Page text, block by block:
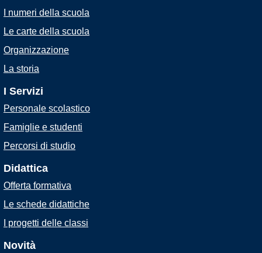
I numeri della scuola
Le carte della scuola
Organizzazione
La storia
I Servizi
Personale scolastico
Famiglie e studenti
Percorsi di studio
Didattica
Offerta formativa
Le schede didattiche
I progetti delle classi
Novità